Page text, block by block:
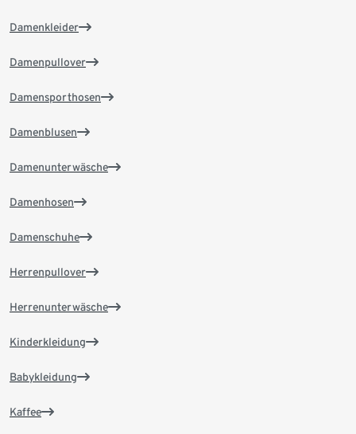
Damenkleider
Damenpullover
Damensporthosen
Damenblusen
Damenunterwäsche
Damenhosen
Damenschuhe
Herrenpullover
Herrenunterwäsche
Kinderkleidung
Babykleidung
Kaffee